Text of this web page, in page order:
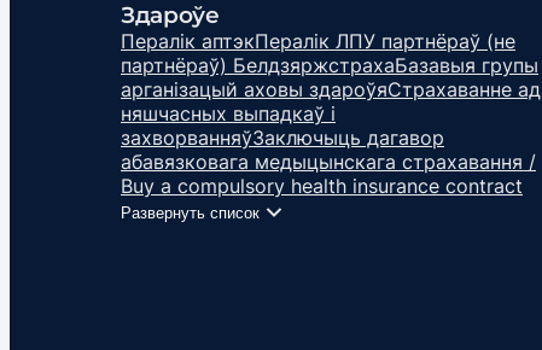
Здароўе
Пералік аптэкПералік ЛПУ партнёраў (не
партнёраў) БелдзяржстрахаБазавыя групы
арганізацый аховы здароўяСтрахаванне ад
няшчасных выпадкаў і
захворванняўЗаключыць дагавор
абавязковага медыцынскага страхавання /
Buy a compulsory health insurance contract
Развернуть список